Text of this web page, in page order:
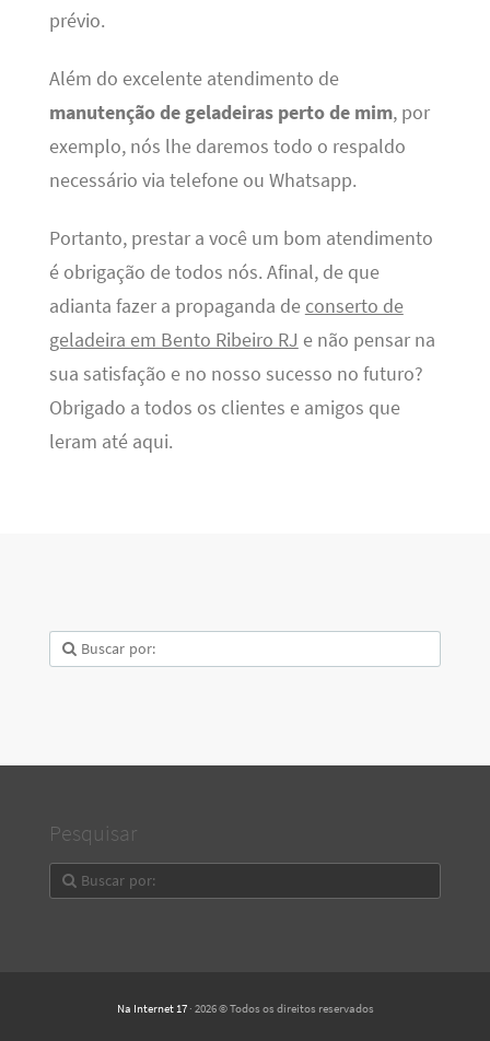
prévio.
Além do excelente atendimento de
manutenção de geladeiras perto de mim, por
exemplo, nós lhe daremos todo o respaldo
necessário via telefone ou Whatsapp.
Portanto, prestar a você um bom atendimento
é obrigação de todos nós. Afinal, de que
adianta fazer a propaganda de conserto de
geladeira em Bento Ribeiro RJ e não pensar na
sua satisfação e no nosso sucesso no futuro?
Obrigado a todos os clientes e amigos que
leram até aqui.
Pesquisar
Na Internet 17· 2026 © Todos os direitos reservados